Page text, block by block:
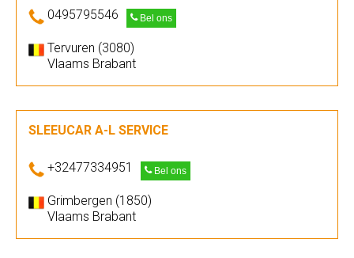
0495795546 Bel ons
Tervuren (3080)
Vlaams Brabant
SLEEUCAR A-L SERVICE
+32477334951 Bel ons
Grimbergen (1850)
Vlaams Brabant